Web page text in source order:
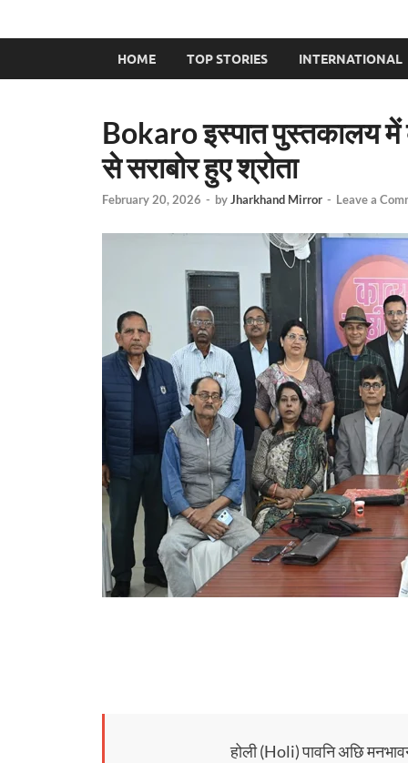
HOME TOP STORIES INTERNATIONAL
Bokaro इस्पात पुस्तकालय में
से सराबोर हुए श्रोता
February 20, 2026 - byJharkhand Mirror - Leave a
होली (Holi) पावनि अछि